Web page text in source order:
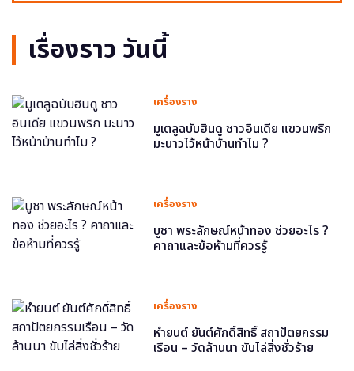
เรื่องราว วันนี้
เครื่องราง
มูเตลูฉบับฮินดู ชาวอินเดีย แขวนพริก
มะนาวไว้หน้าบ้านทำไม ?
เครื่องราง
บูชา พระลักษณ์หน้าทอง ช่วยอะไร ?
คาถาและข้อห้ามที่ควรรู้
เครื่องราง
หำยนต์ ยันต์ศักดิ์สิทธิ์ สถาปัตยกรรม
เรือน – วัดล้านนา ขับไล่สิ่งชั่วร้าย